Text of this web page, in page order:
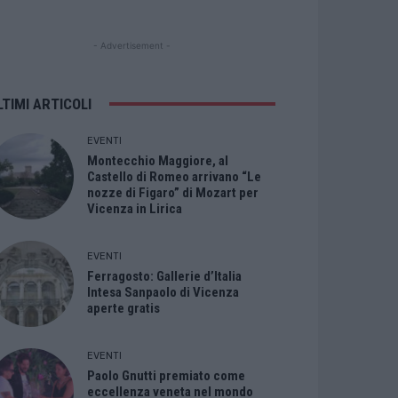
- Advertisement -
ARTICOLI
EVENTI
Montecchio Maggiore, al
Castello di Romeo arrivano “Le
nozze di Figaro” di Mozart per
Vicenza in Lirica
EVENTI
Ferragosto: Gallerie d’Italia
Intesa Sanpaolo di Vicenza
aperte gratis
EVENTI
Paolo Gnutti premiato come
eccellenza veneta nel mondo